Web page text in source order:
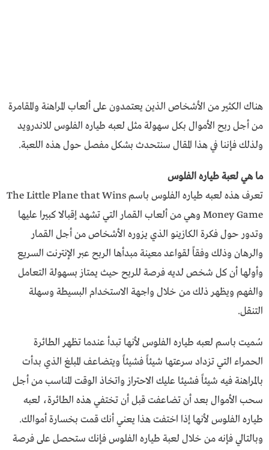
هناك الكثير من الأشخاص الذين يعتمدون على ألعاب المراهنة والمقامرة
من أجل ربح الأموال بكل سهولة مثل لعبه طياره الفلوس للاندرويد
ولذلك فإننا في هذا المقال سنتحدث بشكل مفصل حول هذه اللعبة.
ما هي لعبة طياره الفلوس
تعرف هذه لعبه طياره الفلوس باسم The Little Plane that Wins
Money Game وهي من ألعاب القمار التي تشهد إقبالا كبيرا عليها
وتدور حول فكرة الكازينو الذي يزوره الأشخاص من أجل القمار
والرهان وذلك وفقاً لقواعد معينة مبدأها الربح عبر الإنترنت السريع
وأولها أن كل شخص لديه فرصة للربح حيث يمتاز بسهولة التعامل
والفهم ويظهر ذلك من خلال واجهة الاستخدام البسيطة وسهلة
التنقل.
سُميت باسم لعبه طياره الفلوس لأنها تبدأ عندما تظهر الطائرة
الحمراء التي تزداد سرعتها شيئاً فشيئاً ويتضاعف المبلغ الذي بدأت
بالمراهنة فيه شيئاً فشيئا عليك الاحتراز واتخاذ الوقت المناسب من أجل
سحب الأموال بعد أن تضاعفت قبل أن تختفي هذه الطائرة، لعبه
طياره الفلوس لأنها إذا اختفت هذا يعني أنك قمت بخسارة أموالك.
وبالتالي فإنه من خلال لعبة طياره الفلوس فإنك ستحصل على فرصة